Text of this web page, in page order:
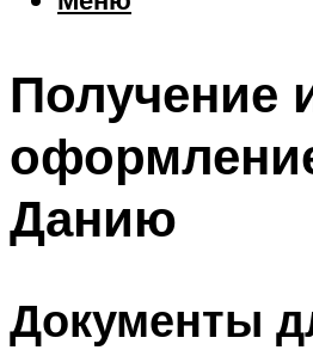
Шоппинг
Что посетить
Меню
Получение
Данию
Документы